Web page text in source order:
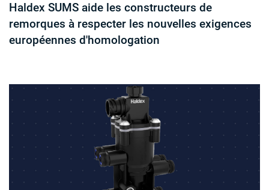
Haldex SUMS aide les constructeurs de
remorques à respecter les nouvelles exigences
européennes d'homologation